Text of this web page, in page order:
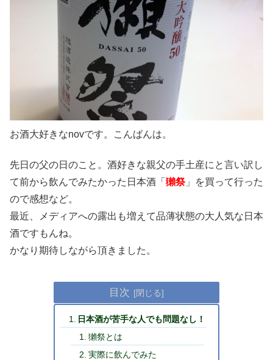
お酒大好きなnovです。こんばんは。
先日の父の日のこと。酒好きな親父の手土産にと言い訳し
て前から飲んでみたかった日本酒「 獺祭」を買って行った
ので感想など。
最近、メディアへの露出も増えて品薄状態の大人気な日本
酒ですもんね。
かなり期待しながら頂きました。
目次
日本酒が苦手な人でも問題なし！
獺祭とは
実際に飲んでみた